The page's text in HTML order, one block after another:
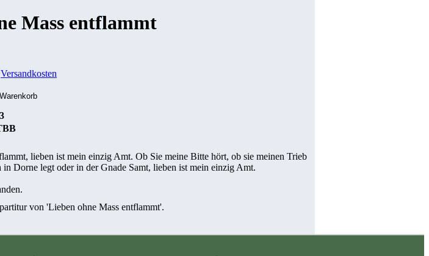
Mass entflammt
Versandkosten
lieben ist mein einzig Amt. Ob Sie meine Bitte hört, ob sie meinen Trieb
in Dorne legt oder in der Gnade Samt, lieben ist mein einzig Amt.
von 'Lieben ohne Mass entflammt'.